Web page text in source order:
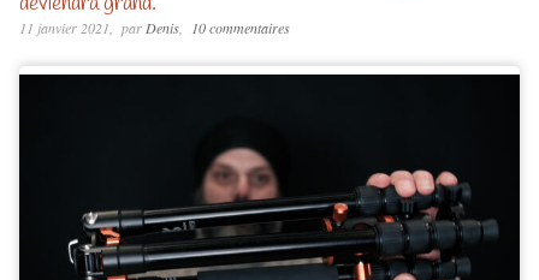
11 janvier 2021 parDenis 10 commentaires